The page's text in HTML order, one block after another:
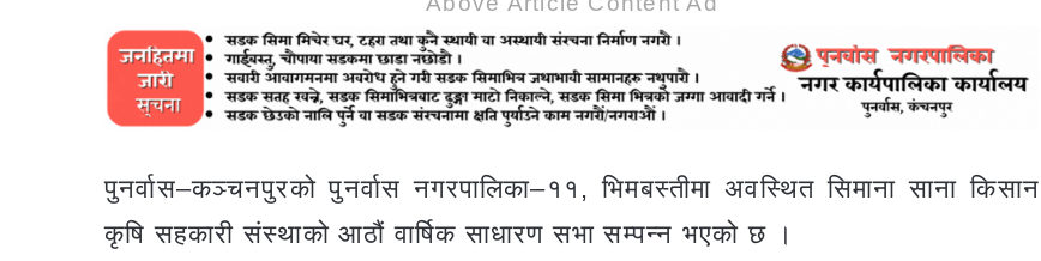
पुनर्वास–कञ्चनपुरको पुनर्वास नगरपालिका–११, भिमबस्तीमा अवस्थित सिमाना साना किसान
कृषि सहकारी संस्थाको आठौं वार्षिक साधारण सभा सम्पन्न भएको छ ।